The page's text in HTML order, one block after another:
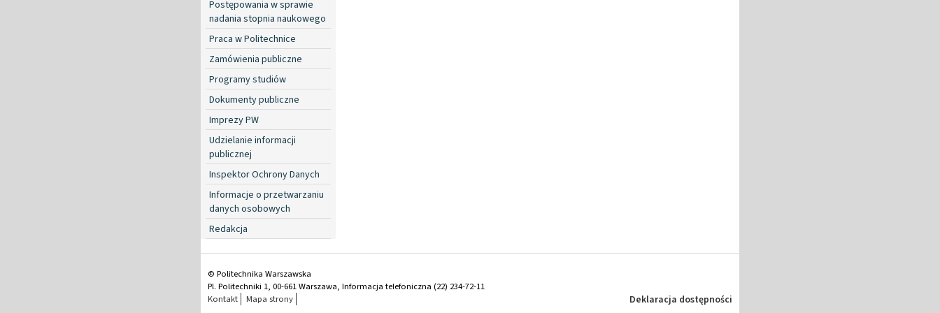
Postępowania w sprawie
nadania stopnia naukowego
Praca w Politechnice
Zamówienia publiczne
Programy studiów
Dokumenty publiczne
Imprezy PW
Udzielanie informacji
publicznej
Inspektor Ochrony Danych
Informacje o przetwarzaniu
danych osobowych
Redakcja
© Politechnika Warszawska
Pl. Politechniki 1, 00-661 Warszawa, Informacja telefoniczna (22) 234-72-11
Kontakt
Mapa strony Deklaracja dostępności